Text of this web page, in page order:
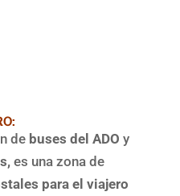
de buses del ADO y
es una zona de
para el viajero